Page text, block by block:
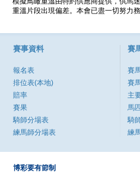
重溫片段出現偏差。本會已盡一切努力
賽事資料
報名表
排位表(本地)
賠率
賽果
騎師分場表
練馬師分場表
賽
賽
賽
主
馬
騎
練
博彩要有節制